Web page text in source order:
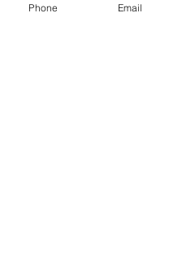
Phone Email